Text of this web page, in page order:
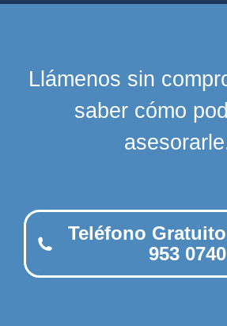
Llámenos sin
saber cómo
Teléfono
953 0740